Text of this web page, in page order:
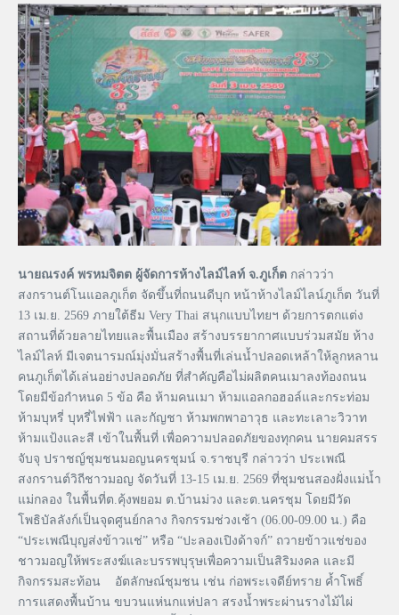
นายณรงค์ พรหมจิตต ผู้จัดการห้างไลม์ไลท์ จ.ภูเก็ต กล่าวว่า
สงกรานต์โนแอลภูเก็ต จัดขึ้นที่ถนนดีบุก หน้าห้างไลม์ไลน์ภูเก็ต วันที่
13 เม.ย. 2569 ภายใต้ธีม Very Thai สนุกแบบไทยฯ ด้วยการตกแต่ง
สถานที่ด้วยลายไทยและพื้นเมือง สร้างบรรยากาศแบบร่วมสมัย ห้าง
ไลม์ไลท์ มีเจตนารมณ์มุ่งมั่นสร้างพื้นที่เล่นน้ำปลอดเหล้าให้ลูกหลาน
คนภูเก็ตได้เล่นอย่างปลอดภัย ที่สำคัญคือไม่ผลิตคนเมาลงท้องถนน
โดยมีข้อกำหนด 5 ข้อ คือ ห้ามคนเมา ห้ามแอลกอฮอล์และกระท่อม
ห้ามบุหรี่ บุหรี่ไฟฟ้า และกัญชา ห้ามพกพาอาวุธ และทะเลาะวิวาท
ห้ามแป้งและสี เข้าในพื้นที่ เพื่อความปลอดภัยของทุกคน นายคมสรร
จับจุ ปราชญ์ชุมชนมอญนครชุมน์ จ.ราชบุรี กล่าวว่า ประเพณี
สงกรานต์วิถีชาวมอญ จัดวันที่ 13-15 เม.ย. 2569 ที่ชุมชนสองฝั่งแม่น้ำ
แม่กลอง ในพื้นที่ต.คุ้งพยอม ต.บ้านม่วง และต.นครชุม โดยมีวัด
โพธิบัลลังก์เป็นจุดศูนย์กลาง กิจกรรมช่วงเช้า (06.00-09.00 น.) คือ
“ประเพณีบุญส่งข้าวแช่” หรือ “ปะลองเปิงด้าจก์” ถวายข้าวแช่ของ
ชาวมอญให้พระสงฆ์และบรรพบุรุษเพื่อความเป็นสิริมงคล และมี
กิจกรรมสะท้อน อัตลักษณ์ชุมชน เช่น ก่อพระเจดีย์ทราย ค้ำโพธิ์
การแสดงพื้นบ้าน ขบวนแห่นกแห่ปลา สรงน้ำพระผ่านรางไม้ไผ่